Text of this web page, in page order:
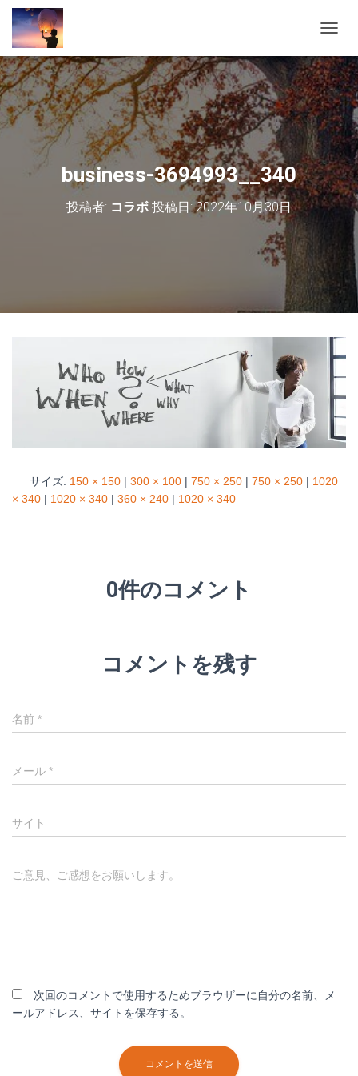
ビ
ゲ
ー
シ
ョ
ン
を
切
り
替
え
business-3694993__340
投稿者: コラボ 投稿日:2022年10月30日
サイズ: 150 × 150 | 300 × 100 | 750 × 250 | 750 × 250 | 1020
× 340 | 1020 × 340 | 360 × 240 | 1020 × 340
0件のコメント
コメントを残す
名前 *
メール *
サイト
ご意見、ご感想をお願いします。
次回のコメントで使用するためブラウザーに自分の名前、メ
ールアドレス、サイトを保存する。